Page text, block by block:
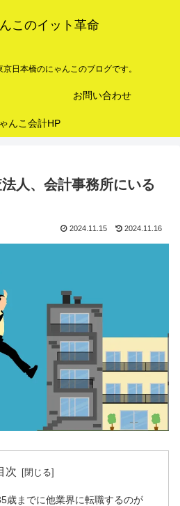
このイット革命
日本橋のにゃんこのブログです。
お問い合わせ
んこ会計HP
人、会計事務所にいる
2024.11.15 2024.11.16
次
歳までに他業界に転職するのが